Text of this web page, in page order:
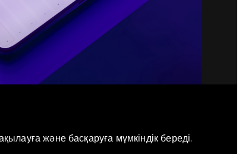
және басқаруға мүмкіндік береді.